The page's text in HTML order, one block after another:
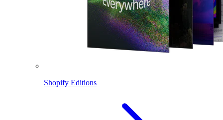
Shopify Editions